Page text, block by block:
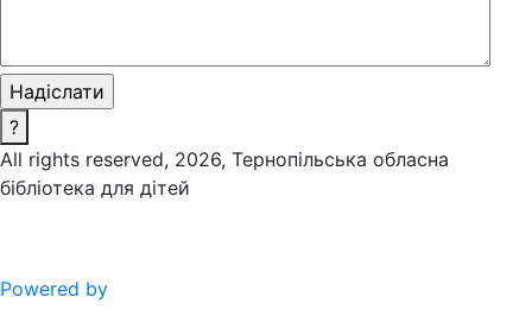
?
All rights reserved, 2026, Тернопільська обласна
бібліотека для дітей
Powered by